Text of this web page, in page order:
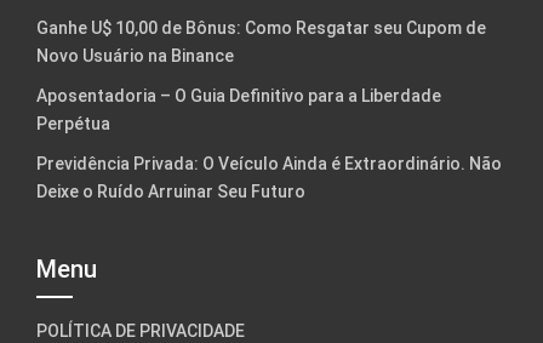
Ganhe U$ 10,00 de Bônus: Como Resgatar seu Cupom de
Novo Usuário na Binance
Aposentadoria – O Guia Definitivo para a Liberdade
Perpétua
Previdência Privada: O Veículo Ainda é Extraordinário. Não
Deixe o Ruído Arruinar Seu Futuro
Menu
POLÍTICA DE PRIVACIDADE